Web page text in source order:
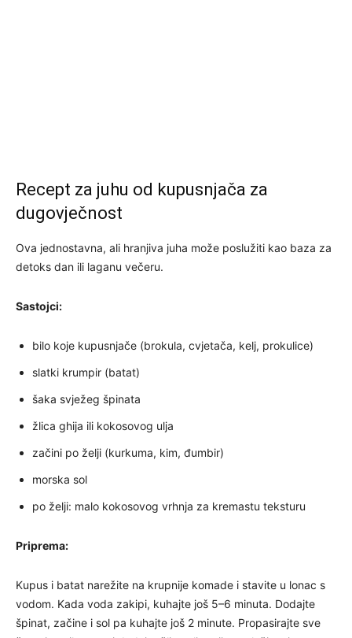
Recept za juhu od kupusnjača za
dugovječnost
Ova jednostavna, ali hranjiva juha može poslužiti kao baza za
detoks dan ili laganu večeru.
Sastojci:
bilo koje kupusnjače (brokula, cvjetača, kelj, prokulice)
slatki krumpir (batat)
šaka svježeg špinata
žlica ghija ili kokosovog ulja
začini po želji (kurkuma, kim, đumbir)
morska sol
po želji: malo kokosovog vrhnja za kremastu teksturu
Priprema:
Kupus i batat narežite na krupnije komade i stavite u lonac s
vodom. Kada voda zakipi, kuhajte još 5–6 minuta. Dodajte
špinat, začine i sol pa kuhajte još 2 minute. Propasirajte sve